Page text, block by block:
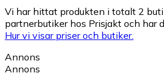
Vi har hittat produkten i totalt 2
partnerbutiker hos Prisjakt och har
Hur vi visar priser och butiker.
Annons
Annons